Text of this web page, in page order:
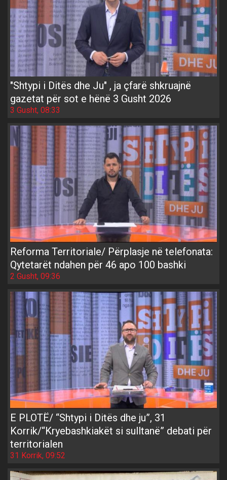
"Shtypi i Ditës dhe Ju" , ja çfarë shkruajnë
gazetat për sot e hënë 3 Gusht 2026
3 Gusht, 08:33
Reforma Territoriale/ Përplasje në telefonata:
Qytetarët ndahen për 46 apo 100 bashki
2 Gusht, 09:36
E PLOTË/ “Shtypi i Ditës dhe ju”, 31
Korrik/“Kryebashkiakët si sulltanë” debati për
territorialen
31 Korrik, 09:52